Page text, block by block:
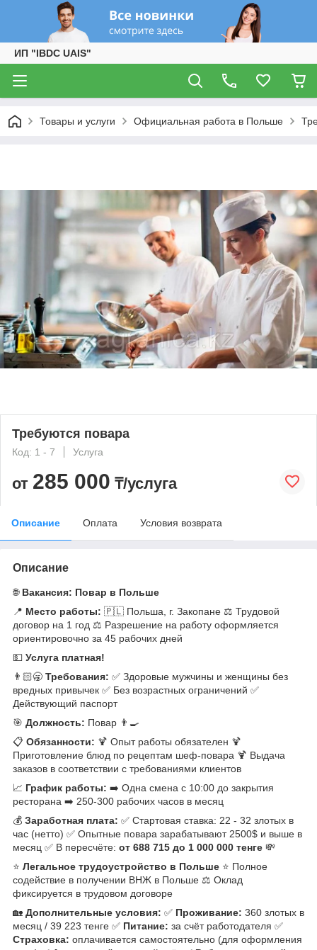
ИП "IBDC UAIS"
Товары и услуги Официальная работа в Польше
Требуются повара
Код: 1 - 7 Услуга
от 285 000 ₸/услуга
Описание Оплата Условия возврата
Описание
🌐 Вакансия: Повар в Польше
📍 Место работы: 🇵🇱 Польша, г. Закопане ⚖️ Трудовой
договор на 1 год ⚖️ Разрешение на работу оформляется
ориентировочно за 45 рабочих дней
💵 Услуга платная!
👨🏻‍🥱 Требования: ✅ Здоровые мужчины и женщины без
вредных привычек ✅ Без возрастных ограничений ✅
Действующий паспорт
🎯 Должность: Повар 👨‍🍳
📋 Обязанности: 🍹 Опыт работы обязателен 🍹
Приготовление блюд по рецептам шеф-повара 🍹 Выдача
заказов в соответствии с требованиями клиентов
📈 График работы: ➡️ Одна смена с 10:00 до закрытия
ресторана ➡️ 250-300 рабочих часов в месяц
💰 Заработная плата: ✅ Стартовая ставка: 22 - 32 злотых в
час (нетто) ✅ Опытные повара зарабатывают 2500$ и выше в
месяц ✅ В пересчёте: от 688 715 до 1 000 000 тенге 💸
⭐️ Легальное трудоустройство в Польше ⭐️ Полное
содействие в получении ВНЖ в Польше ⚖️ Оклад
фиксируется в трудовом договоре
🏡 Дополнительные условия: ✅ Проживание: 360 злотых в
месяц / 39 223 тенге ✅ Питание: за счёт работодателя ✅
Страховка: оплачивается самостоятельно (для оформления